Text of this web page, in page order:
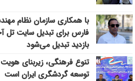
با همکاری سازمان نظام
فارس برای تبدیل سایت تل
بازدید تبدیل می‌شود
تنوع فرهنگی، زیربنای
توسعه گردشگری ایران است